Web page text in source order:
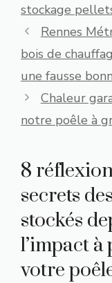
stockage
Rennes
bois de
une fausse
Chaleur
notre poêle à
8
secrets
stockés
l’impact
votre